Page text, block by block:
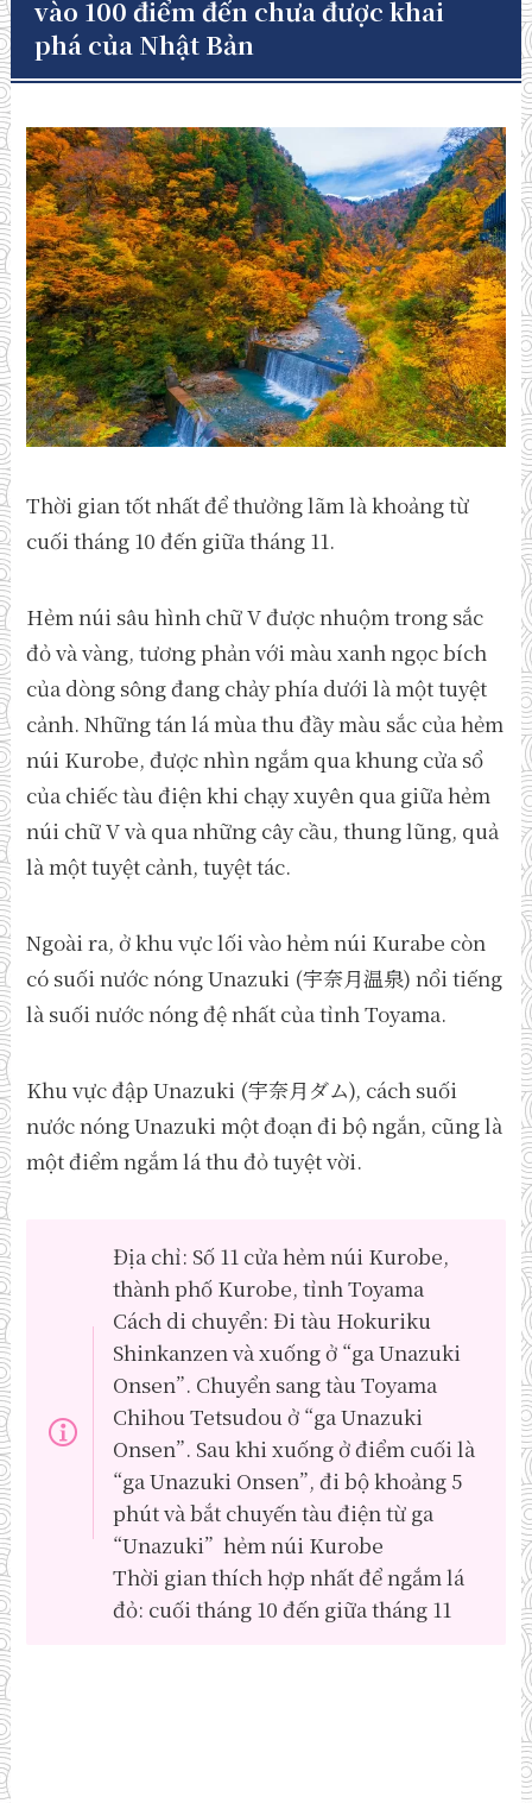
vào 100 điểm đến chưa được khai
phá của Nhật Bản
Thời gian tốt nhất để thưởng lãm là khoảng từ
cuối tháng 10 đến giữa tháng 11.
Hẻm núi sâu hình chữ V được nhuộm trong sắc
đỏ và vàng, tương phản với màu xanh ngọc bích
của dòng sông đang chảy phía dưới là một tuyệt
cảnh. Những tán lá mùa thu đầy màu sắc của hẻm
núi Kurobe, được nhìn ngắm qua khung cửa sổ
của chiếc tàu điện khi chạy xuyên qua giữa hẻm
núi chữ V và qua những cây cầu, thung lũng, quả
là một tuyệt cảnh, tuyệt tác.
Ngoài ra, ở khu vực lối vào hẻm núi Kurabe còn
có suối nước nóng Unazuki (宇奈月温泉) nổi tiếng
là suối nước nóng đệ nhất của tỉnh Toyama.
Khu vực đập Unazuki (宇奈月ダム), cách suối
nước nóng Unazuki một đoạn đi bộ ngắn, cũng là
một điểm ngắm lá thu đỏ tuyệt vời.
Địa chỉ: Số 11 cửa hẻm núi Kurobe,
thành phố Kurobe, tỉnh Toyama
Cách di chuyển: Đi tàu Hokuriku
Shinkanzen và xuống ở “ga Unazuki
Onsen”. Chuyển sang tàu Toyama
Chihou Tetsudou ở “ga Unazuki
Onsen”. Sau khi xuống ở điểm cuối là
“ga Unazuki Onsen”, đi bộ khoảng 5
phút và bắt chuyến tàu điện từ ga
“Unazuki” hẻm núi Kurobe
Thời gian thích hợp nhất để ngắm lá
đỏ: cuối tháng 10 đến giữa tháng 11